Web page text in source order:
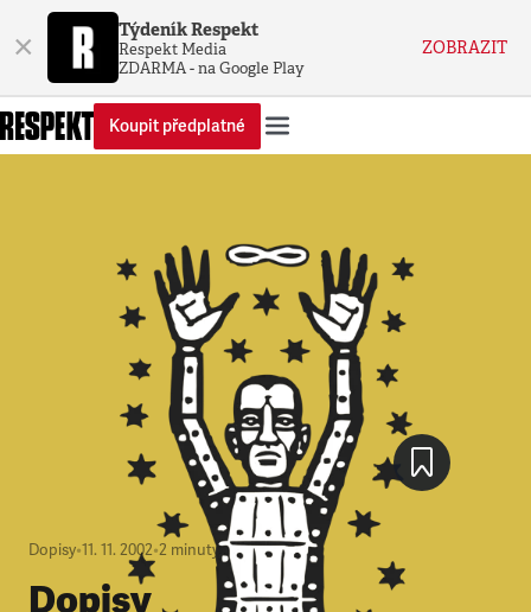
× Týdeník Respekt
Respekt Media
ZDARMA - na Google Play
ZOBRAZIT
Koupit předplatné
Dopisy•11. 11. 2002•2 minuty
Dopisy